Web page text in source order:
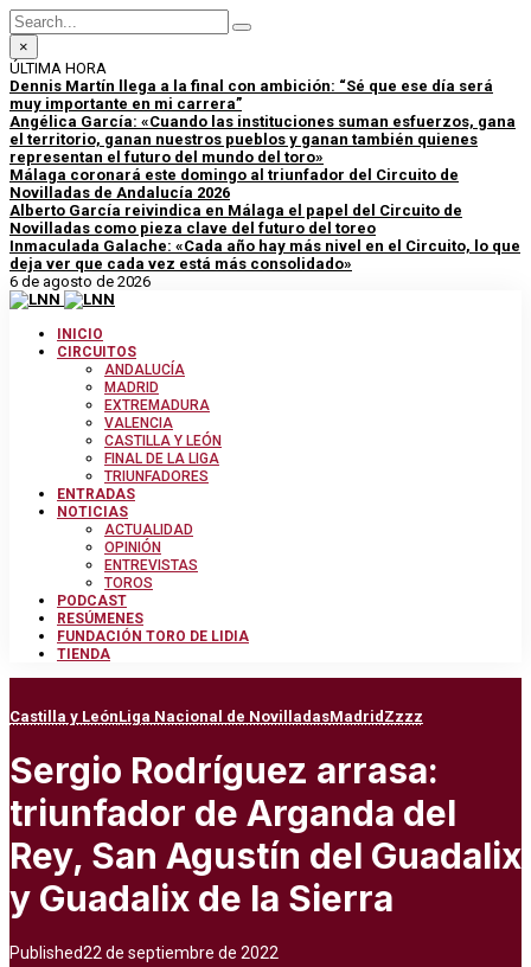
×
ÚLTIMA HORA
Dennis Martín llega a la final con ambición: “Sé que ese día será
muy importante en mi carrera”
Angélica García: «Cuando las instituciones suman esfuerzos, gana
el territorio, ganan nuestros pueblos y ganan también quienes
representan el futuro del mundo del toro»
Málaga coronará este domingo al triunfador del Circuito de
Novilladas de Andalucía 2026
Alberto García reivindica en Málaga el papel del Circuito de
Novilladas como pieza clave del futuro del toreo
Inmaculada Galache: «Cada año hay más nivel en el Circuito, lo que
deja ver que cada vez está más consolidado»
6 de agosto de 2026
INICIO
CIRCUITOS
ANDALUCÍA
MADRID
EXTREMADURA
VALENCIA
CASTILLA Y LEÓN
FINAL DE LA LIGA
TRIUNFADORES
ENTRADAS
NOTICIAS
ACTUALIDAD
OPINIÓN
ENTREVISTAS
TOROS
PODCAST
RESÚMENES
FUNDACIÓN TORO DE LIDIA
TIENDA
Castilla y LeónLiga Nacional de NovilladasMadrid Zzzz
Sergio Rodríguez arrasa:
triunfador de Arganda del
Rey, San Agustín del Guadalix
y Guadalix de la Sierra
Published22 de septiembre de 2022